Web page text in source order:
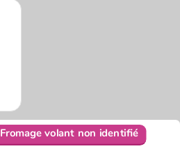
Fromage volant non identifié